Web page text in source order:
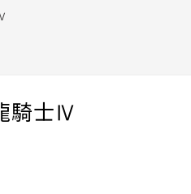
開通申請
騎士Ⅳ